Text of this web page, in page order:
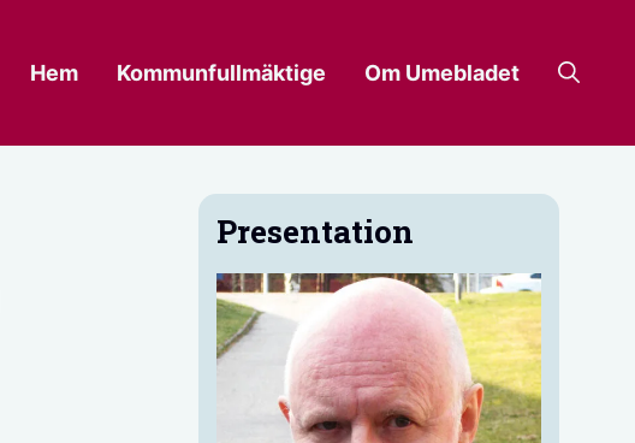
Hem Kommunfullmäktige Om Umebladet
Presentation